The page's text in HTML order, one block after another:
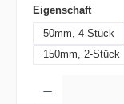
Eigenschaft
50mm, 4-Stück
150mm, 2-Stück